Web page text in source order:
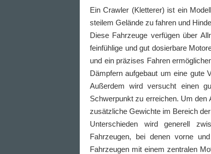
Ein Crawler (Kletterer) ist ein
steilem Gelände zu fahren und
Diese Fahrzeuge verfügen über
feinfühlige und gut dosierbare
und ein präzises Fahren
Dämpfern aufgebaut um eine gute
Außerdem wird versucht einen
Schwerpunkt zu erreichen. Um den
zusätzliche Gewichte im Bereich
Unterschieden wird generell
Fahrzeugen, bei denen vorne
Fahrzeugen mit einem zentralen